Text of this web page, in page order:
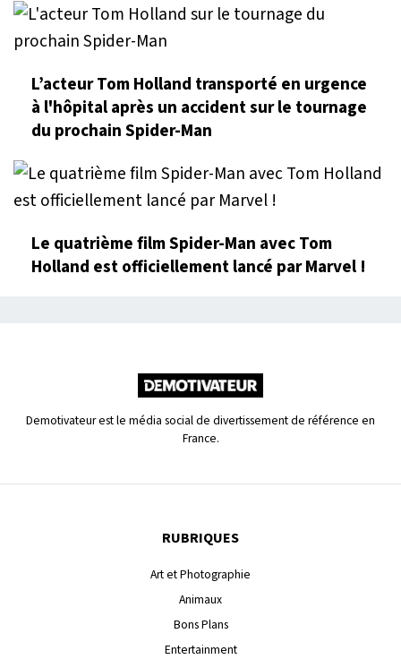
L’acteur Tom Holland transporté en urgence
à l'hôpital après un accident sur le tournage
du prochain Spider-Man
Le quatrième film Spider-Man avec Tom
Holland est officiellement lancé par Marvel !
Demotivateur est le média social de divertissement de référence en
France.
RUBRIQUES
Art et Photographie
Animaux
Bons Plans
Entertainment